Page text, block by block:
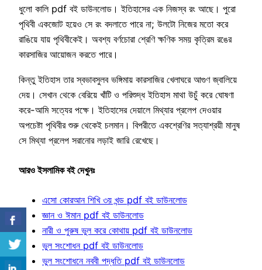
ধুলো কালি pdf বই ডাউনলোড। ইতিহাসের এক নিজস্ব রং আছে। পুরো
পৃথিবী একজোট হয়েও সে রং বদলাতে পারে না; উলটো নিজের মতো করে
রাঙিয়ে যায় পৃথিবীকেই। অবশ্য বর্ণচোরা শ্রেণি ক্ষণিক সময় কৃত্রিম রঙের
কারসাজির আয়োজন করতে পারে।
কিন্তু ইতিহাস তার স্বভাবসুলব ভঙ্গিমায় কারসাজির খেলাঘরে আগুণ জ্বালিয়ে
দেয়। সেখান থেকে বেরিয়ে খাঁটি ও পরিশুদ্ধ ইতিহাস মাথা উচুঁ করে ঘোষণা
করে-আমি সত্যের পক্ষে। ইতিহাসের দেয়ালে মিথ্যার প্রলেপ দেওয়ার
অপচেষ্টা পৃথিবীর শুরু থেকেই চলমান। বিপরীতে একশ্রেণির সত্যাশ্রয়ী মানুষ
সে মিথ্যা প্রলেপ সরানোর লড়াই জারি রেখেছে।
আরও ইসলামিক বই দেখুনঃ
এসো কোরআন শিখি ৩য় খন্ড pdf বই ডাউনলোড
জ্ঞান ও ঈমান pdf বই ডাউনলোড
নারী ও পুরুষ ভুল করে কোথায় pdf বই ডাউনলোড
ভুল সংশোধন pdf বই ডাউনলোড
ভুল সংশোধনে নববী পদ্ধতি pdf বই ডাউনলোড